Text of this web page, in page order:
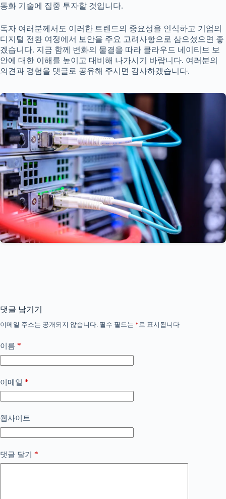
동화 기술에 집중 투자할 것입니다.
독자 여러분께서도 이러한 트렌드의 중요성을 인식하고 기업의
디지털 전환 여정에서 보안을 주요 고려사항으로 삼으셨으면 좋
겠습니다. 지금 함께 변화의 물결을 따라 클라우드 네이티브 보
안에 대한 이해를 높이고 대비해 나가시기 바랍니다. 여러분의
의견과 경험을 댓글로 공유해 주시면 감사하겠습니다.
댓글 남기기
이메일 주소는 공개되지 않습니다. 필수 필드는 *로 표시됩니다
이름 *
이메일 *
웹사이트
댓글 달기 *